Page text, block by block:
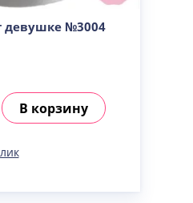
девушке №3004
В корзину